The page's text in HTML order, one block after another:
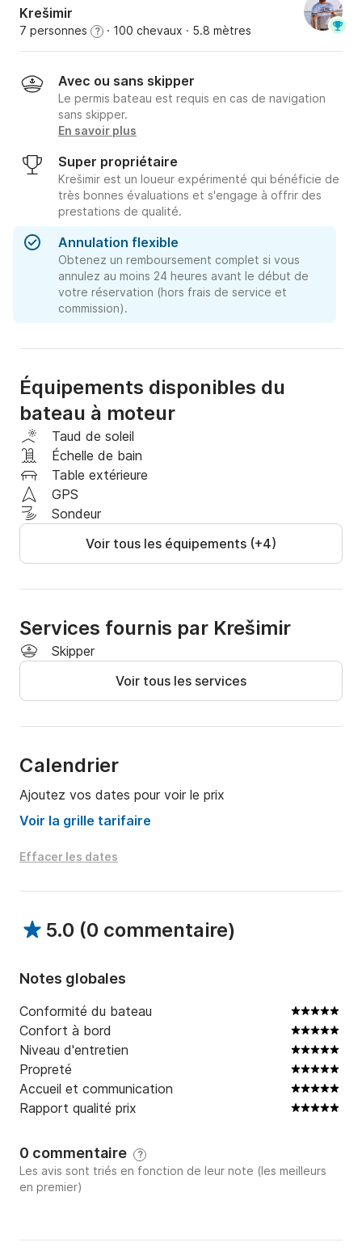
Krešimir
7 personnes ? · 100 chevaux · 5.8 mètres
Avec ou sans skipper
Le permis bateau est requis en cas de navigation
sans skipper.
En savoir plus
Super propriétaire
Krešimir est un loueur expérimenté qui bénéficie de
très bonnes évaluations et s'engage à offrir des
prestations de qualité.
Annulation flexible
Obtenez un remboursement complet si vous
annulez au moins 24 heures avant le début de
votre réservation (hors frais de service et
commission).
Équipements disponibles du
bateau à moteur
Taud de soleil
Échelle de bain
Table extérieure
GPS
Sondeur
Voir tous les équipements (+4)
Services fournis par Krešimir
Skipper
Voir tous les services
Calendrier
Ajoutez vos dates pour voir le prix
Voir la grille tarifaire
Effacer les dates
5.0 (0 commentaire)
Notes globales
Conformité du bateau
Confort à bord
Niveau d'entretien
Propreté
Accueil et communication
Rapport qualité prix
0 commentaire ?
Les avis sont triés en fonction de leur note (les meilleurs
en premier)